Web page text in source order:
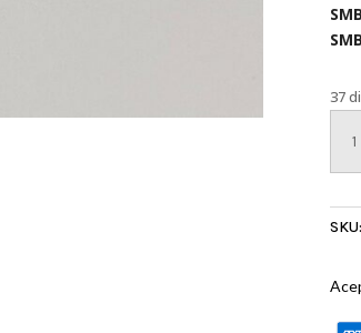
37
SKU: